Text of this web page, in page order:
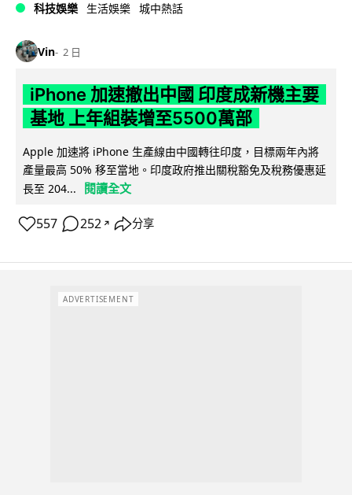
科技娛樂 生活娛樂 城中熱話
Vin 2 日
iPhone 加速撤出中國 印度成新機主要
基地 上年組裝增至5500萬部
Apple 加速將 iPhone 生產線由中國轉往印度，目標兩年內將
產量最高 50% 移至當地。印度政府推出關稅豁免及稅務優惠延
長至 204...
閱讀全文
557 252 ↗ 分享
ADVERTISEMENT